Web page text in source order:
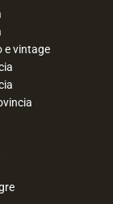
e vintage